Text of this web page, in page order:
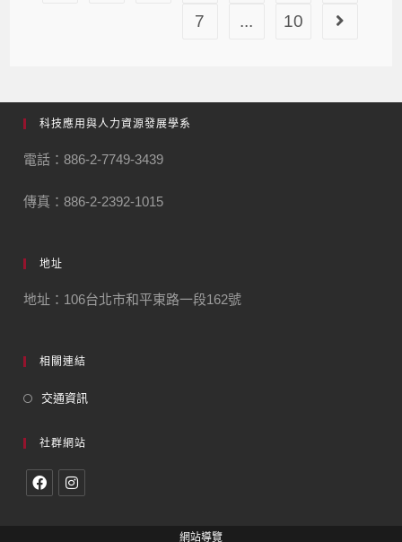
7
... 10
科技應用與人力資源發展學系
電話：886-2-7749-3439
傳真：886-2-2392-1015
地址
地址：106台北市和平東路一段162號
相關連結
交通資訊
社群網站
網站導覽